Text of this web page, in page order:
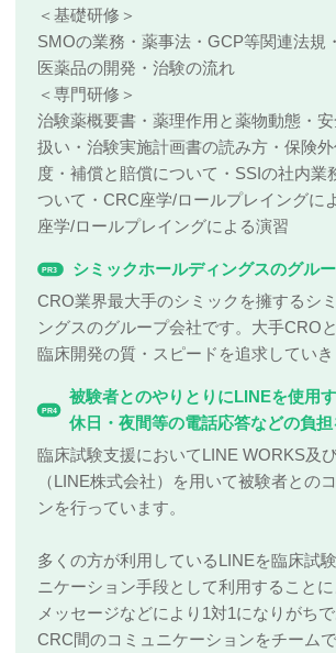
＜基礎研修＞
SMOの業務・薬事法・GCP等関連法規
医薬品の開発・治験の流れ
＜専門研修＞
治験薬概要書・薬理作用と薬物動態・
扱い・治験実施計画書の読み方・保険外
度・補償と賠償について・SSIの社内業
ついて・CRC座学/ロールプレイングに
座学/ロールプレイングによる演習
PR3
シミックホールディングスのグルー
CRO業界最大手のシミックを擁するシ
ングスのグループ会社です。大手CRO
臨床開発の質・スピードを追求していき
PR4
被験者とのやりとりにLINEを使用
休日・夜間等の電話応答などの負担
臨床試験支援においてLINE WORKS及び
（LINE株式会社）を用いて被験者との
ンを行っています。
多くの方が利用しているLINEを臨床試
ニケーション手段として利用すること
メッセージなどにより1対1になりがち
CRC間のコミュニケーションをチーム